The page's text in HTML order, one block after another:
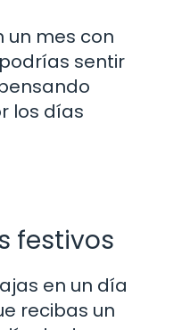
un mes con
sentir
los días
festivos
en un día
recibas un